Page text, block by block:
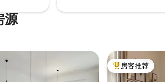
源
热门「房客推荐」
房客推荐